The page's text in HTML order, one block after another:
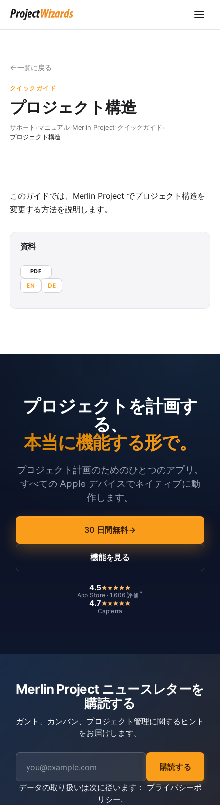
一覧に戻る
クイックガイド
プロジェクト構造
サポート ›マニュアル›Merlin Project›クイックガイド›
プロジェクト構造
このガイドでは、Merlin Project でプロジェクト構造を
変更する方法を説明します。
資料
PDF
EN DE
プロジェクトを計画す
る、
本当に機能する形で。
プロジェクト計画のためのひとつのアプリ。
すべての Apple デバイスでネイティブに動
作します。
30 日間無料
機能を見る
4.5
App Store · 1,606 評価 *
4.7
Capterra
Merlin Project ニュースレターを
購読する
ガント、カンバン、プロジェクト管理に関するヒント
をお届けします。
購読する
データの取り扱いは次に従います： プライバシーポ
リシー.